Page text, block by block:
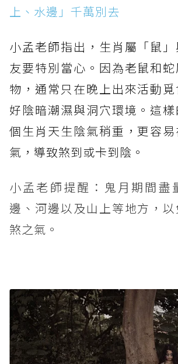
上、水邊」千萬別去
小孟老師指出，生肖屬「鼠
友要特別當心。因為老鼠和
物，通常只在晚上出來活動
好陰暗潮濕與洞穴環境。這
個生肖天生陰氣稍重，更容
氣，導致煞到或卡到陰。
小孟老師提醒：鬼月期間盡
邊、河邊以及山上等地方，
煞之氣。